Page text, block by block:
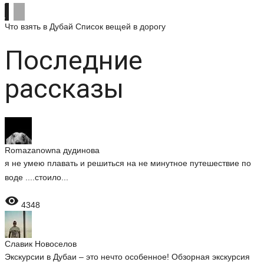
Что взять в Дубай Список вещей в дорогу
Последние
рассказы
Romazanowna дудинова
я не умею плавать и решиться на не минутное путешествие по
воде ....стоило...
 4348
Славик Новоселов
Экскурсии в Дубаи – это нечто особенное! Обзорная экскурсия